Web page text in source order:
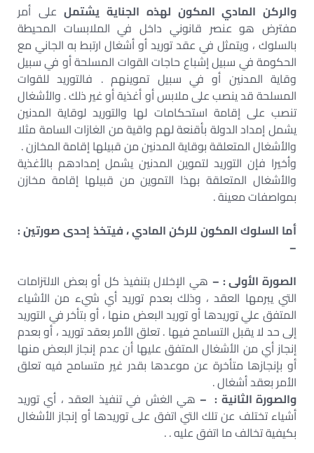
والركن المادي المكون لهذه الجناية يشتملعلى أمر
مفترض هو عنصر قانوني داخل في الملابسات المحيطة
بالسلوك ، ويتمثل في عقد توريد أو أشغال ارتبط به الجاني مع
الحكومة في سبيل إشباع حاجات القوات المسلحة أو في سبيل
وقاية المدنين أو في سبيل تموينهم . فالتوريد للقوات
المسلحة قد ينصب على ملابس أو أغذية أو غير ذلك . والأشغال
تنصب على إقامة استحكامات لها والتوريد لوقاية المدنين
يشمل إمداد الدولة بأقنعة لهم واقية من الغازات السامة مثلا
والأشغال المتعلقة بوقاية المدنين من قبيلها إقامة المخازن .
وأخيرا فإن التوريد لتموين المدنين يشمل إمدادهم بالأغذية
والأشغال المتعلقة بهذا التموين من قبيلها إقامة مخازن
بمواصفات معينة .
أما السلوك المكون للركن المادي ، فيتخذ إحدى صورتين :
–
الصورة الأولى : – هي الإخلال بتنفيذ كل أو بعض الالتزامات
التي يبرمها العقد ، وذلك بعدم توريد أي شيء من الأشياء
المتفق علي توريدها أو توريد البعض منها ، أو بتأخر في التوريد
إلى حد لا يقبل التسامح فيها . تعلق الأمر بعقد توريد ، أو بعدم
إنجاز أي من الأشغال المتفق عليها أن عدم إنجاز البعض منها
أو بإنجازها متأخرة عن موعدها بقدر غير متسامح فيه تعلق
الأمر بعقد أشغال .
والصورة الثانية : –هي الغش في تنفيذ العقد ، أي توريد
أشياء تختلف عن تلك التي اتفق على توريدها أو إنجاز الأشغال
بكيفية تخالف ما اتفق عليه . .